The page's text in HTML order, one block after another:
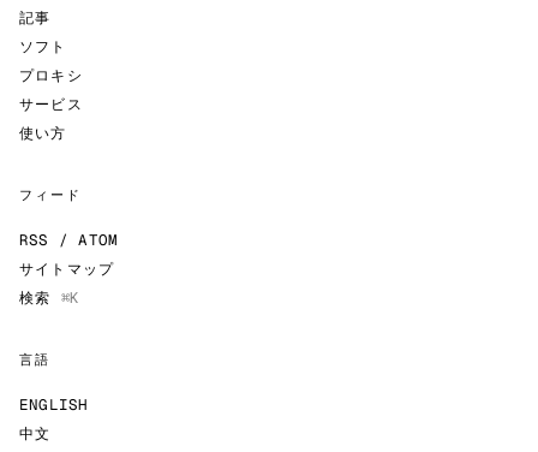
記事
ソフト
プロキシ
サービス
使い方
フィード
RSS / ATOM
サイトマップ
検索 ⌘K
言語
ENGLISH
中文